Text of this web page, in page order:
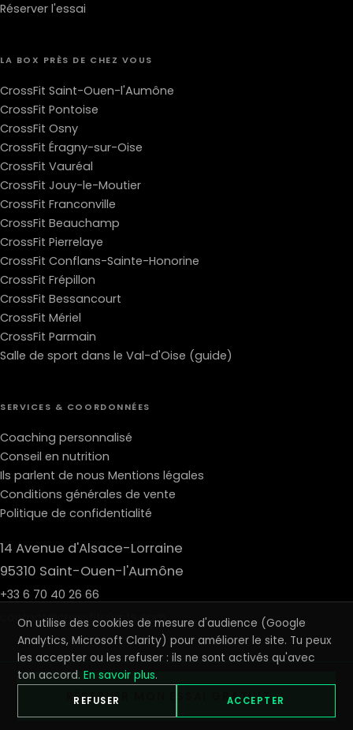
Réserver l'essai
LA BOX PRÈS DE CHEZ VOUS
CrossFit Saint-Ouen-l'Aumône
CrossFit Pontoise
CrossFit Osny
CrossFit Éragny-sur-Oise
CrossFit Vauréal
CrossFit Jouy-le-Moutier
CrossFit Franconville
CrossFit Beauchamp
CrossFit Pierrelaye
CrossFit Conflans-Sainte-Honorine
CrossFit Frépillon
CrossFit Bessancourt
CrossFit Mériel
CrossFit Parmain
Salle de sport dans le Val-d'Oise (guide)
SERVICES & COORDONNÉES
Coaching personnalisé
Conseil en nutrition
Ils parlent de nous Mentions légales
Conditions générales de vente
Politique de confidentialité
14 Avenue d'Alsace-Lorraine
95310 Saint-Ouen-l'Aumône
+33 6 70 40 26 66
contact@crossfitgiants.com
© 2026 CROSSFIT GIANTS · REVIVE SARL · TOUS DROITS RÉSERVÉS ·
MENTIONS LÉGALES·CGV
GÉRER LES COOKIES
OUVERT 7J/7 · SAINT-OUEN-L'AUMÔNE (95)
RÉSERVER MON ESSAI GRATUIT →
On utilise des cookies de mesure d'audience (Google
Analytics, Microsoft Clarity) pour améliorer le site. Tu peux
les accepter ou les refuser : ils ne sont activés qu'avec
ton accord.En savoir plus.
REFUSER ACCEPTER